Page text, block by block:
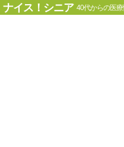
ナイス！シニア 40代からの医